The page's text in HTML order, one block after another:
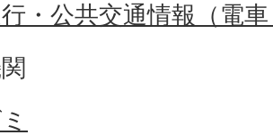
・公共交通情報（電